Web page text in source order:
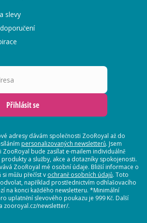
slevy
Přihlásit se
adresy dávám společnosti ZooRoyal až do
personalizovaných newsletterů. Jsem
ZooRoyal bude zasílat e-mailem individuálně
a služby, akce a dotazníky spokojenosti.
ZooRoyal mé osobní údaje. Bližší informace o
můžu přečíst v ochraně osobních údajů. Toto
například prostřednictvím odhlašovacího
na konci každého newsletteru. *Minimální
uplatnění slevového poukazu je 999 Kč. Další
zooroyal.cz/newsletter/.